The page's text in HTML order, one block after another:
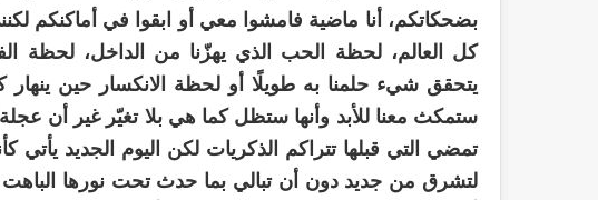
بضحكاتكم، أنا ماضية فامشوا معي أو ابقوا في أماكنكم
كل العالم، لحظة الحب الذي يهزّنا من الداخل، لحظة
يتحقق شيء حلمنا به طويلًا أو لحظة الانكسار حين
ستمكث معنا للأبد وأنها ستظل كما هي بلا تغيّر غير أن
تمضي التي قبلها تتراكم الذكريات لكن اليوم الجديد
لتشرق من جديد دون أن تبالي بما حدث تحت نورها